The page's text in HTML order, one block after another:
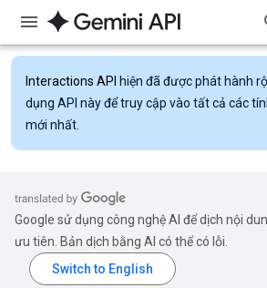
Interactions API hiện đã được phát hành
dụng API này để truy cập vào tất cả các
mới nhất.
Google sử dụng công nghệ AI để dịch nội
ưu tiên. Bản dịch bằng AI có thể có lỗi.